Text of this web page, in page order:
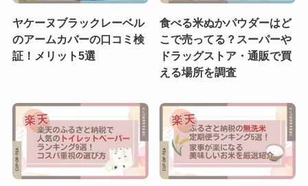
ヤケーヌブラックレーベル
のアームカバーの口コミ検
証！メリット5選
食べる米ぬかパウダーはど
こで売ってる？スーパーや
ドラッグストア・通販で買
える場所を調査